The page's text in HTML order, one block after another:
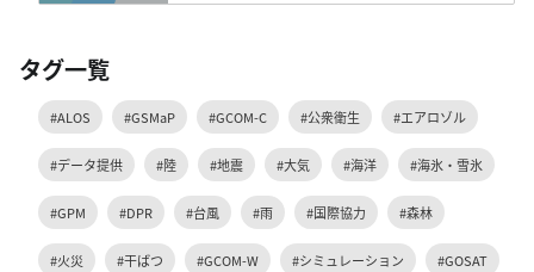
タグ一覧
#ALOS #GSMaP #GCOM-C #公衆衛生 #エアロゾル
#データ提供 #陸 #地震 #大気 #海洋 #海氷・雪氷
#GPM #DPR #台風 #雨 #国際協力 #森林
#火災 #干ばつ #GCOM-W #シミュレーション #GOSAT